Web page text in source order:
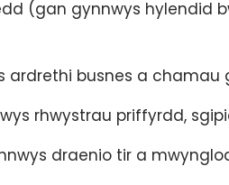
(gan gynnwys hylendid
ardrethi busnes a chamau
rhwystrau priffyrdd,
draenio tir a